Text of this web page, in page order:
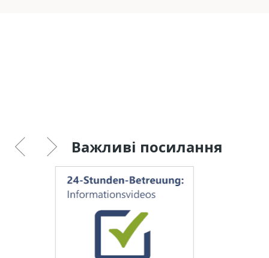
Важливі посилання